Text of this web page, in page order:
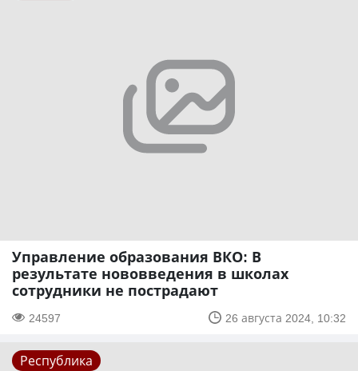
Управление образования ВКО: В
результате нововведения в школах
сотрудники не пострадают
24597 26 августа 2024, 10:32
Республика